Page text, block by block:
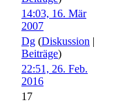
14:03, 16. Mär
2007
Dg (Diskussion |
Beiträge)
22:51, 26. Feb.
2016
17